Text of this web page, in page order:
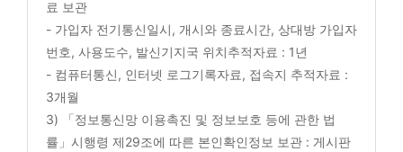
료 보관
- 가입자 전기통신일시, 개시와 종료시간, 상대방 가입자
번호, 사용도수, 발신기지국 위치추적자료 : 1년
- 컴퓨터통신, 인터넷 로그기록자료, 접속지 추적자료 :
3개월
3) 「정보통신망 이용촉진 및 정보보호 등에 관한 법
률」시행령 제29조에 따른 본인확인정보 보관 : 게시판